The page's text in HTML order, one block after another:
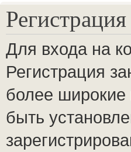
Регистрация
Для входа на
Регистрация
более широкие
быть